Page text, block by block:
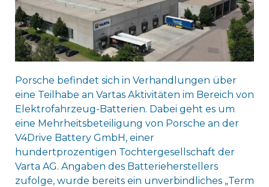
Porsche befindet sich in Verhandlungen über
eine Teilhabe an Vartas Aktivitäten im Bereich von
Elektrofahrzeug-Batterien. Dabei geht es um
eine Mehrheitsbeteiligung von Porsche an der
V4Drive Battery GmbH, einer
hundertprozentigen Tochtergesellschaft der
Varta AG. Angaben des Batterieherstellers
zufolge, wurde bereits ein unverbindliches „Term